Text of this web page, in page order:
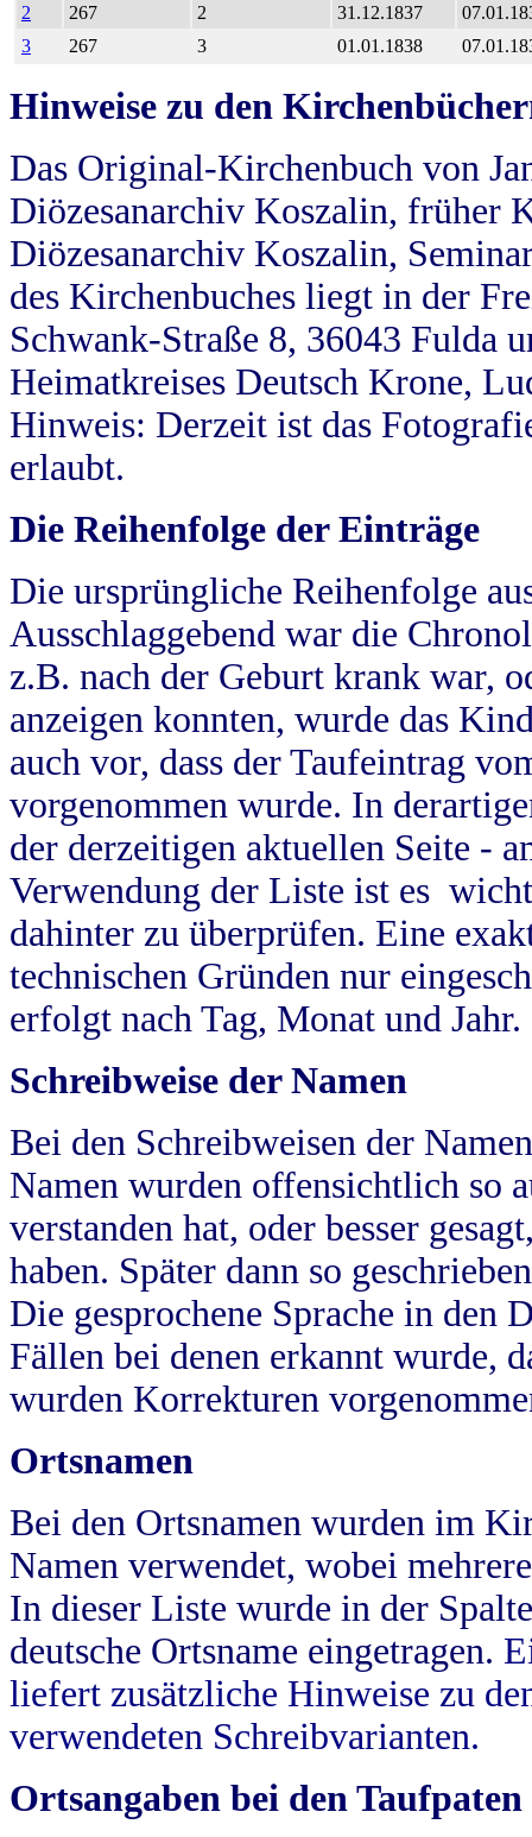
2
267 2 31.12.1837
3
267 3 01.01.1838
Hinweise zu den
Das Original-Kirchenbuch von
Diözesanarchiv Koszalin, früher
Diözesanarchiv Koszalin,
des Kirchenbuches liegt in der
Schwank-Straße 8, 36043 Fulda
Heimatkreises Deutsch Krone,
Hinweis: Derzeit ist das
erlaubt.
Die Reihenfolge der Einträge
Die ursprüngliche Reihenfolge
Ausschlaggebend war die
z.B. nach der Geburt krank war,
anzeigen konnten, wurde das
auch vor, dass der Taufeintrag
vorgenommen wurde. In
der derzeitigen aktuellen Seite -
Verwendung der Liste ist es
dahinter zu überprüfen. Eine
technischen Gründen nur
erfolgt nach Tag, Monat und Jahr.
Schreibweise der Namen
Bei den Schreibweisen der
Namen wurden offensichtlich so
verstanden hat, oder besser
haben. Später dann so
Die gesprochene Sprache in
Fällen bei denen erkannt wurde,
wurden Korrekturen
Ortsnamen
Bei den Ortsnamen wurden im
Namen verwendet, wobei
In dieser Liste wurde in der
deutsche Ortsname eingetragen.
liefert zusätzliche Hinweise zu
verwendeten Schreibvarianten.
Ortsangaben bei den Taufpaten